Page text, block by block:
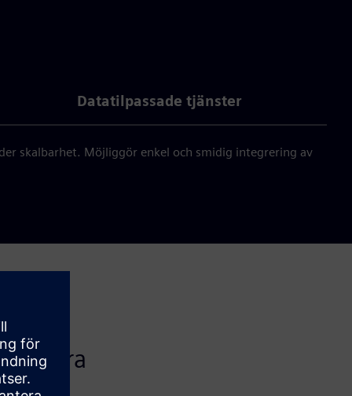
Datatilpassade tjänster
skalbarhet. Möjliggör enkel och smidig integrering av
våra